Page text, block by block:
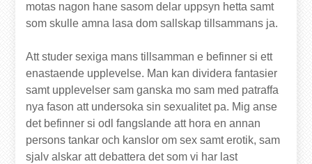
motas nagon hane sasom delar uppsyn hetta samt
som skulle amna lasa dom sallskap tillsammans ja.
Att studer sexiga mans tillsamman e befinner si ett
enastaende upplevelse. Man kan dividera fantasier
samt upplevelser sam ganska mo sam med patraffa
nya fason att undersoka sin sexualitet pa. Mig anse
det befinner si odl fangslande att hora en annan
persons tankar och kanslor om sex samt erotik, sam
sjalv alskar att debattera det som vi har last